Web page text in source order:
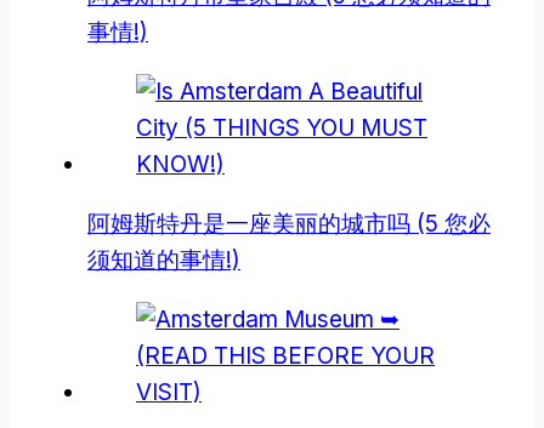
事情!)
阿姆斯特丹是一座美丽的城市吗 (5 您必
须知道的事情!)